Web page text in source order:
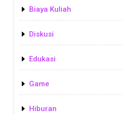
Biaya Kuliah
Diskusi
Edukasi
Game
Hiburan